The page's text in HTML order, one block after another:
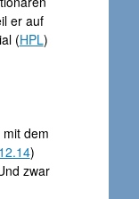
er auf
(HPL)
mit dem
)
zwar